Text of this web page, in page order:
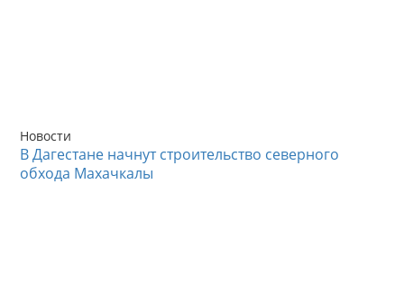
Новости
В Дагестане начнут строительство северного
обхода Махачкалы